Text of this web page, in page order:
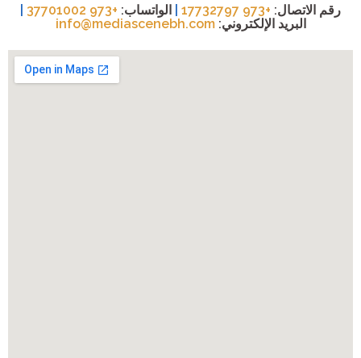
رقم الاتصال: +973 17732797 الواتساب: +973 37701002
البريد الإلكتروني: info@mediascenebh.com